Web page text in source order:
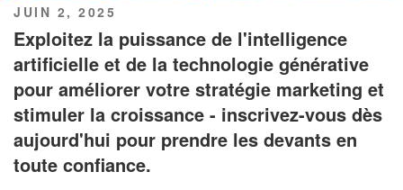
PUBLIÉ
LE
JUIN 2, 2025
Exploitez la puissance de l'intelligence
artificielle et de la technologie générative
pour améliorer votre stratégie marketing et
stimuler la croissance - inscrivez-vous dès
aujourd'hui pour prendre les devants en
toute confiance.